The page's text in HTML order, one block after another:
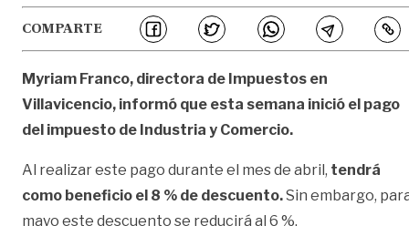
COMPARTE
Myriam Franco, directora de Impuestos en
Villavicencio, informó que esta semana inició el pago
del impuesto de Industria y Comercio.
Al realizar este pago durante el mes de abril, tendrá
como beneficio el 8 % de descuento.Sin embargo,
mayo este descuento se reducirá al 6 %.